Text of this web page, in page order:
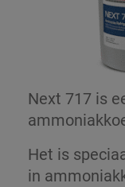
Next 717 is
Het is
in